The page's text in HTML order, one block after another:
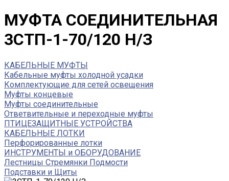
МУФТА СОЕДИНИТЕЛЬНАЯ
3СТП-1-70/120 Н/З
КАБЕЛЬНЫЕ МУФТЫ
Кабельные муфты холодной усадки
Комплектующие для сетей освещения
Муфты концевые
Муфты соединительные
Ответвительные и переходные муфты
ПТИЦЕЗАЩИТНЫЕ УСТРОЙСТВА
КАБЕЛЬНЫЕ ЛОТКИ
Перфорированные лотки
ИНСТРУМЕНТЫ и ОБОРУДОВАНИЕ
Лестницы Стремянки Подмости
Подставки и Щиты